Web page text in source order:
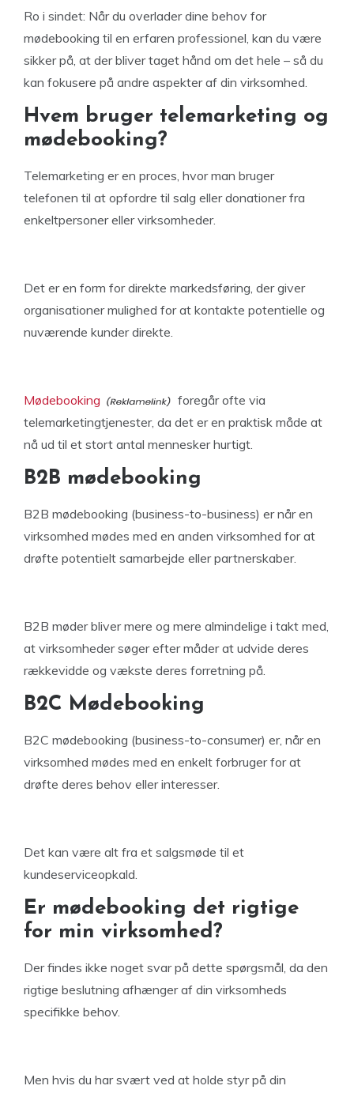
Ro i sindet: Når du overlader dine behov for
mødebooking til en erfaren professionel, kan du være
sikker på, at der bliver taget hånd om det hele – så du
kan fokusere på andre aspekter af din virksomhed.
Hvem bruger telemarketing og
mødebooking?
Telemarketing er en proces, hvor man bruger
telefonen til at opfordre til salg eller donationer fra
enkeltpersoner eller virksomheder.
Det er en form for direkte markedsføring, der giver
organisationer mulighed for at kontakte potentielle og
nuværende kunder direkte.
Mødebooking
foregår ofte via
telemarketingtjenester, da det er en praktisk måde at
nå ud til et stort antal mennesker hurtigt.
B2B mødebooking
B2B mødebooking (business-to-business) er når en
virksomhed mødes med en anden virksomhed for at
drøfte potentielt samarbejde eller partnerskaber.
B2B møder bliver mere og mere almindelige i takt med,
at virksomheder søger efter måder at udvide deres
rækkevidde og vækste deres forretning på.
B2C Mødebooking
B2C mødebooking (business-to-consumer) er, når en
virksomhed mødes med en enkelt forbruger for at
drøfte deres behov eller interesser.
Det kan være alt fra et salgsmøde til et
kundeserviceopkald.
Er mødebooking det rigtige
for min virksomhed?
Der findes ikke noget svar på dette spørgsmål, da den
rigtige beslutning afhænger af din virksomheds
specifikke behov.
Men hvis du har svært ved at holde styr på din